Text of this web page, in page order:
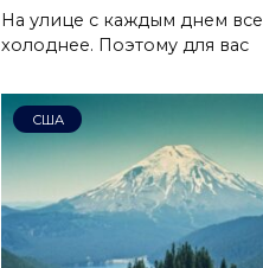
На улице с каждым днем все
холоднее. Поэтому для вас
США